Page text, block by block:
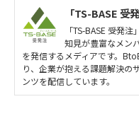
「TS-BASE 受
「TS-BASE 受発
知見が豊富なメン
を発信するメディアです。
り、企業が抱える課題解決の
ンツを配信しています。